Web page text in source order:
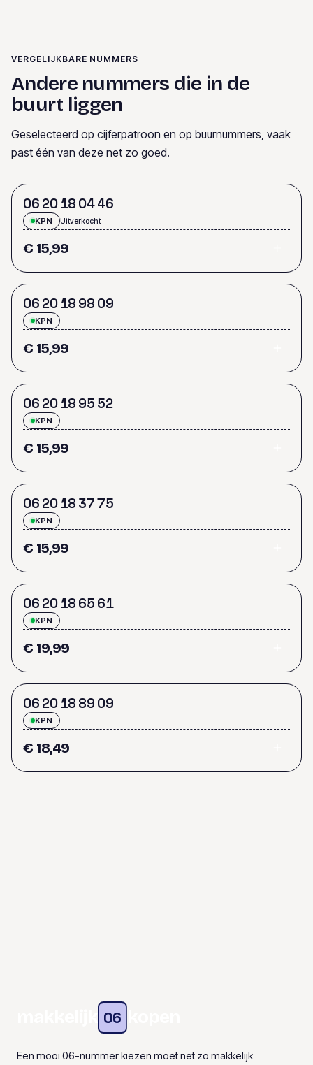
VERGELIJKBARE NUMMERS
Andere nummers die in de
buurt liggen
Geselecteerd op cijferpatroon en op buurnummers, vaak
past één van deze net zo goed.
06 2018 0446
KPN Uitverkocht
€ 15,99
06 2018 98 09
KPN
€ 15,99
06 2018 95 52
KPN
€ 15,99
06 2018 3775
KPN
€ 15,99
06 2018 65 61
KPN
€ 19,99
06 2018 89 09
KPN
€ 18,49
06
Een mooi 06-nummer kiezen moet net zo makkelijk